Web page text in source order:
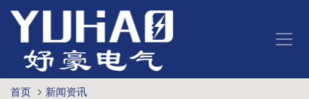
首页 新闻资讯